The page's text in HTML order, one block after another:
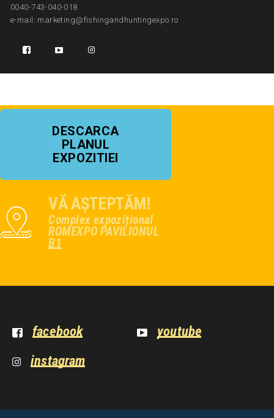
0040-743-040-018
e-mail: marketing@fishingandhuntingexpo.ro
DESCARCA
PLANUL
EXPOZITIEI
VĂ AȘTEPTĂM!
Complex expozițional
ROMEXPO PAVILIONUL
B1
facebook
youtube
instagram